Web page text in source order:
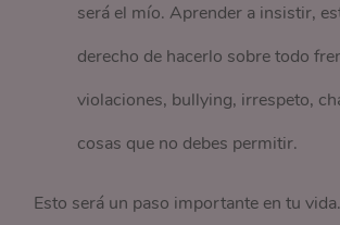
será el mío. Aprender a insistir,
derecho de hacerlo sobre todo
violaciones, bullying, irrespeto,
cosas que no debes permitir.
Esto será un paso importante en tu